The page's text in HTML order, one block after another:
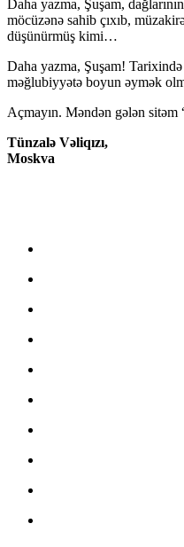
Daha yazma, Şuşam,
möcüzənə sahib çıxıb,
düşünürmüş kimi…
Daha yazma, Şuşam!
məğlubiyyətə boyun əymək
Açmayın. Məndən gələn sitəm
Tünzalə Vəliqızı,
Moskva